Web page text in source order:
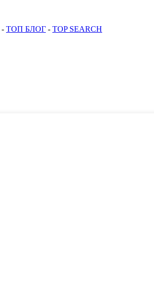
- ТОП БЛОГ - TOP SEARCH